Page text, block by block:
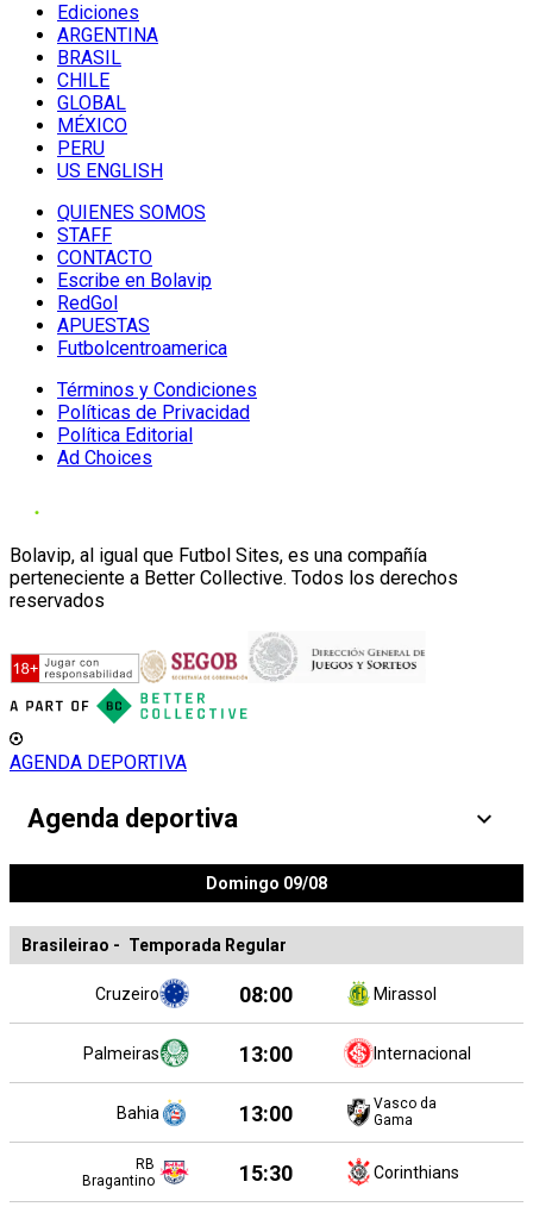
Ediciones
ARGENTINA
BRASIL
CHILE
GLOBAL
MÉXICO
PERU
US ENGLISH
QUIENES SOMOS
STAFF
CONTACTO
Escribe en Bolavip
RedGol
APUESTAS
Futbolcentroamerica
Términos y Condiciones
Políticas de Privacidad
Política Editorial
Ad Choices
Bolavip, al igual que Futbol Sites, es una compañía
perteneciente a Better Collective. Todos los derechos
reservados
AGENDA DEPORTIVA
Agenda deportiva
Domingo 09/08
Brasileirao - Temporada Regular
Cruzeiro 08:00 Mirassol
Palmeiras 13:00 Internacional
Bahia 13:00
Vasco da
Gama
RB
Bragantino
15:30 Corinthians